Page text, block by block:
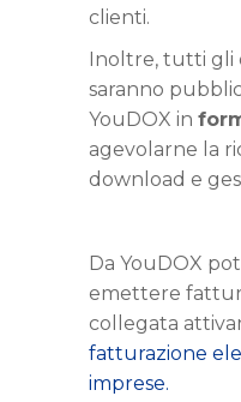
clienti.
Inoltre, tutti gli
saranno
YouDOX in
agevolarne la
download e
Da YouDOX
emettere
collegata
fatturazione
imprese.